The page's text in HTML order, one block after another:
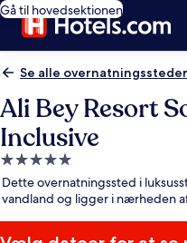
Gå til hovedsektionen
Se alle overnatningssteder
Ali Bey Resort
Inclusive
5.0-
stjernet
overnatningssted
Dette overnatningssted i
vandland og ligger i nærheden